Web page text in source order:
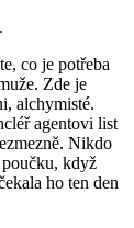
co je potřeba
Zde je
alchymisté.
agentovi list
Nikdo
poučku, když
ho ten den